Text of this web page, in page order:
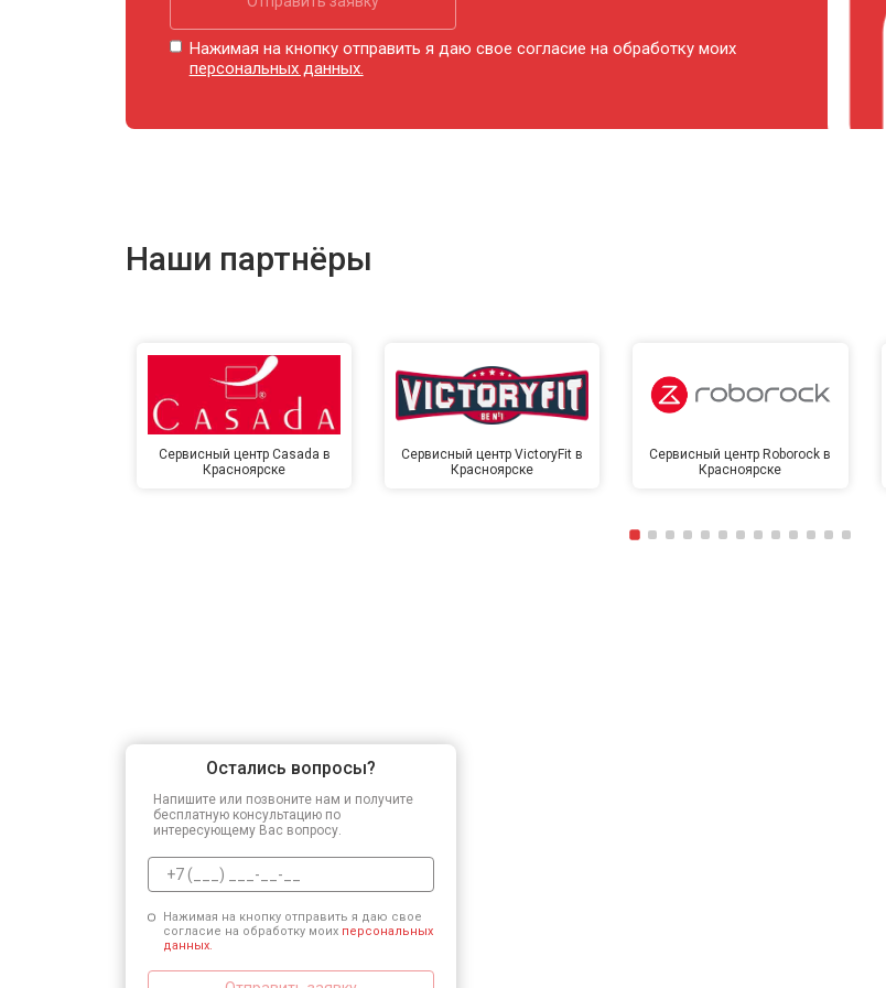
Ремонт купюроприемника от 120 мин
Нажимая на кнопку отправить я даю свое согласие на обработку моих
персональных данных.
Наши партнёры
Сервисный центр Casada в
Красноярске
Сервисный центр VictoryFit в
Красноярске
Сервисный центр Roborock в
Красноярске
Остались вопросы?
Напишите или позвоните нам и получите
бесплатную консультацию по
интересующему Вас вопросу.
Нажимая на кнопку отправить я даю свое
согласие на обработку моих персональных
данных.